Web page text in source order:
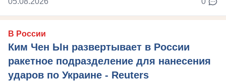
В России
Ким Чен Ын развертывает в России
ракетное подразделение для нанесения
ударов по Украине - Reuters